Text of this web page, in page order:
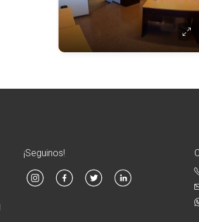
¡Seguinos!